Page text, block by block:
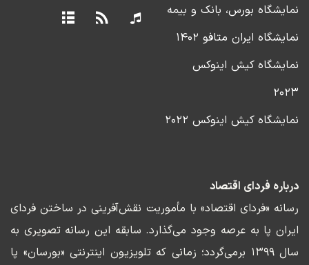
نمایشگاه بورس، بانک و بیمه
نمایشگاه ایران متافو ۱۴۰۲
نمایشگاه کیش اینوکس
۲۰۲۳
نمایشگاه کیش اینوکس ۲۰۲۲
درباره فردای اقتصاد
رسانه «فردای اقتصاد» با مأموریت نقش‌آفرینی در ساختن فردای
ایران پا به عرصه وجود می‌گذارد. سابقه این رسانه تصویری به
سال ۱۳۹۹ برمی‌گردد؛ زمانی که تلویزیون اینترنتی «بورسان» پا